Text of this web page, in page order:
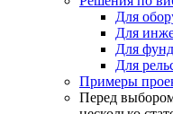
Для
Для
Для
Для
Примеры
Перед